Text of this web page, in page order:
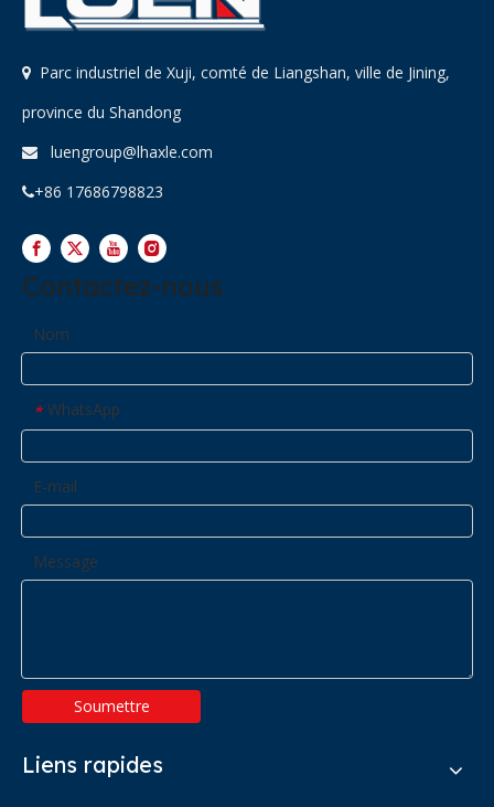
 Parc industriel de Xuji, comté de Liangshan, ville de Jining,
province du Shandong
 luengroup@lhaxle.com
+86 17686798823
Contactez-nous
Nom
* WhatsApp
E-mail
Message
Soumettre
Liens rapides